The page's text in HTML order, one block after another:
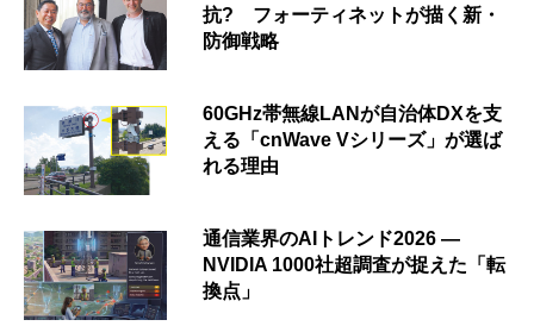
抗? フォーティネットが描く新・
防御戦略
60GHz帯無線LANが自治体DXを支
える「cnWave Vシリーズ」が選ば
れる理由
通信業界のAIトレンド2026 ―
NVIDIA 1000社超調査が捉えた「転
換点」